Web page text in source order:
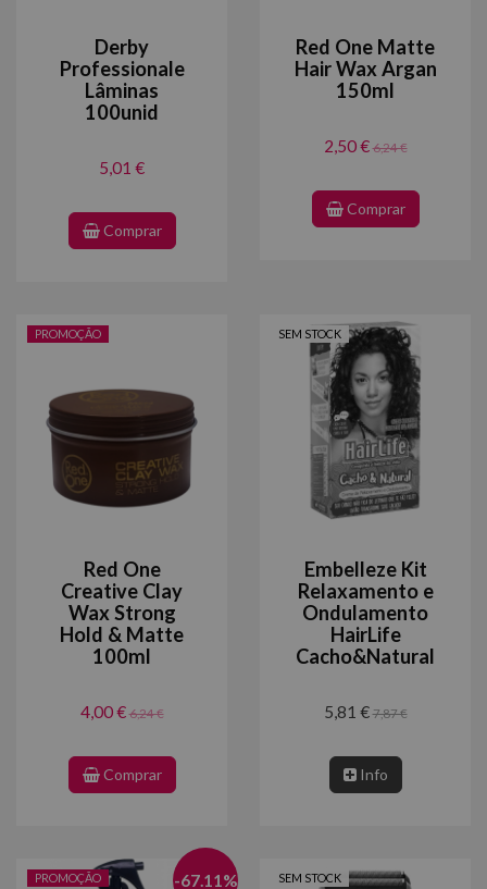
Derby
Professionale
Lâminas
100unid
5,01 €
Comprar
Red One Matte
Hair Wax Argan
150ml
2,50 €6,24 €
Comprar
PROMOÇÃO
Red One
Creative Clay
Wax Strong
Hold & Matte
100ml
4,00 €6,24 €
Comprar
SEM STOCK
Embelleze Kit
Relaxamento e
Ondulamento
HairLife
Cacho&Natural
5,81 €7,87 €
Info
-67.11%
PROMOÇÃO SEM STOCK